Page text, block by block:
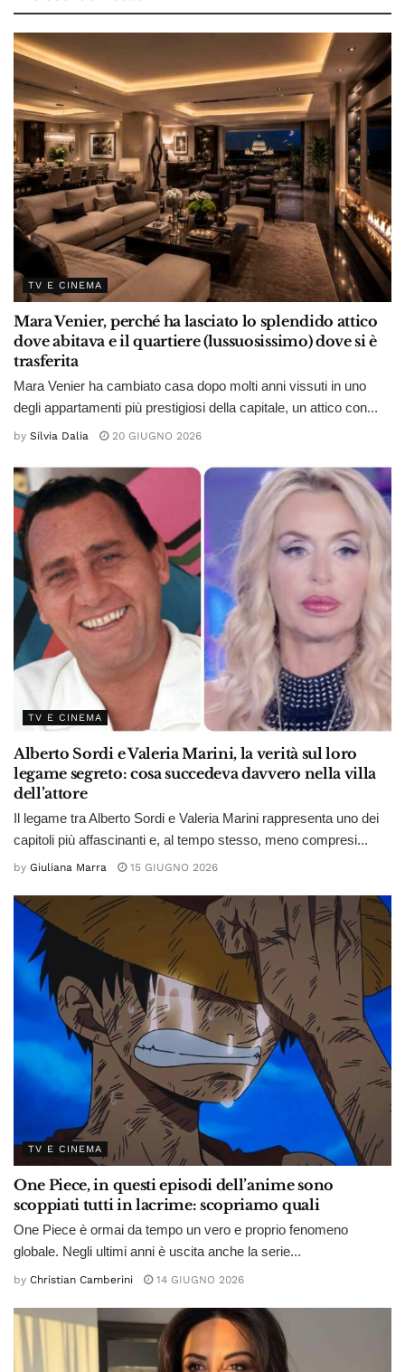
TV E CINEMA
Mara Venier, perché ha lasciato lo splendido attico
dove abitava e il quartiere (lussuosissimo) dove si è
trasferita
Mara Venier ha cambiato casa dopo molti anni vissuti in uno
degli appartamenti più prestigiosi della capitale, un attico con...
by Silvia Dalia 20 GIUGNO 2026
TV E CINEMA
Alberto Sordi e Valeria Marini, la verità sul loro
legame segreto: cosa succedeva davvero nella villa
dell’attore
Il legame tra Alberto Sordi e Valeria Marini rappresenta uno dei
capitoli più affascinanti e, al tempo stesso, meno compresi...
by Giuliana Marra 15 GIUGNO 2026
TV E CINEMA
One Piece, in questi episodi dell’anime sono
scoppiati tutti in lacrime: scopriamo quali
One Piece è ormai da tempo un vero e proprio fenomeno
globale. Negli ultimi anni è uscita anche la serie...
by Christian Camberini 14 GIUGNO 2026